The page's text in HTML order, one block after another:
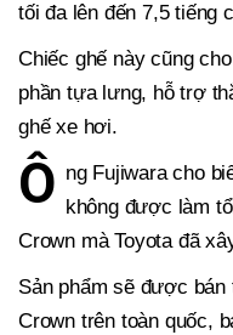
tối đa lên đến 7,5 tiếng
Chiếc ghế này cũng
phần tựa lưng, hỗ trợ
ghế xe hơi.
Ô ng Fujiwara cho
không được làm
Crown mà Toyota đã
Sản phẩm sẽ được
Crown trên toàn quốc,